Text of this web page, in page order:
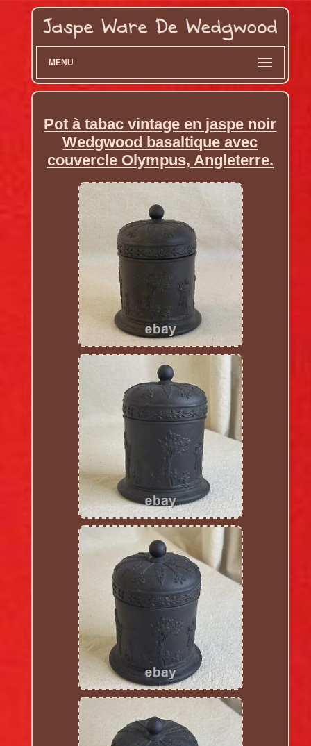
MENU
Pot à tabac vintage en jaspe noir
Wedgwood basaltique avec
couvercle Olympus, Angleterre.